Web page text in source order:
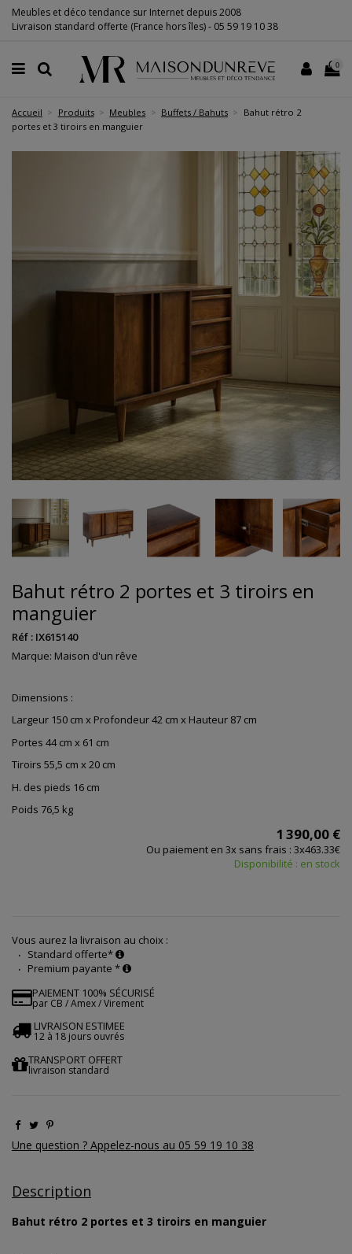
Meubles et déco tendance sur Internet depuis 2008
Livraison standard offerte (France hors îles) - 05 59 19 10 38
0
Accueil Produits Meubles Buffets / Bahuts
Bahut rétro 2
portes et 3 tiroirs en manguier
Bahut rétro 2 portes et 3 tiroirs en
manguier
Réf : IX615140
Marque: Maison d'un rêve
Dimensions :
Largeur 150 cm x Profondeur 42 cm x Hauteur 87 cm
Portes 44 cm x 61 cm
Tiroirs 55,5 cm x 20 cm
H. des pieds 16 cm
Poids 76,5 kg
1 390,00 €
Ou paiement en 3x sans frais : 3x463.33€
Disponibilité : en stock
Vous aurez la livraison au choix :
Standard offerte*
Premium payante *
PAIEMENT 100% SÉCURISÉ
par CB / Amex / Virement
LIVRAISON ESTIMEE
12 à 18 jours ouvrés
TRANSPORT OFFERT
livraison standard
Une question ? Appelez-nous au 05 59 19 10 38
Description
Bahut rétro 2 portes et 3 tiroirs en manguier